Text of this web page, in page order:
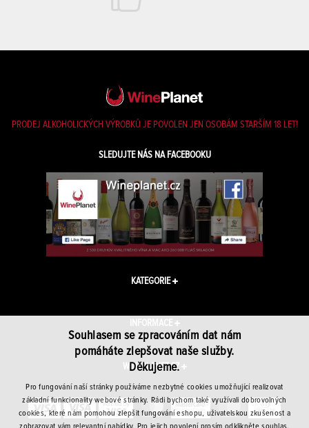
PRODEJ ALKOHOLICKÝCH VÝROBKŮ JE POVOLEN JEN OSOBÁM STARŠÍM 18 LET!
SLEDUJTE NÁS NA FACEBOOKU
KATEGORIE
INFORMACE
WINEPLANET.CZ
Souhlasem se zpracováním dat nám
pomáháte zlepšovat naše služby.
Děkujeme.
Pro fungování naší stránky používáme nezbytné cookies umožňující realizovat
základní funkcionality webové stránky. Rádi bychom také využívali dobrovolných
cookies, které nám pomohou zlepšit fungování eshopu, uživatelskou zkušenost a